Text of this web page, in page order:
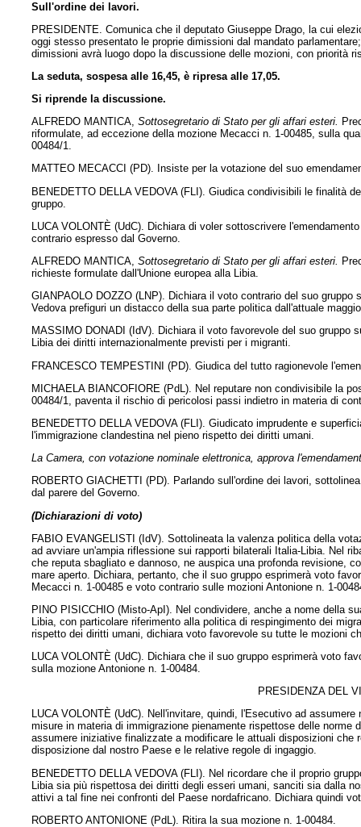
Sull'ordine dei lavori.
PRESIDENTE. Comunica che il deputato Giuseppe Drago, la cui
oggi stesso presentato le proprie dimissioni dal mandato
dimissioni avrà luogo dopo la discussione delle mozioni, con priorità
La seduta, sospesa alle 16,45, è ripresa alle 17,05.
Si riprende la discussione.
ALFREDO MANTICA,Sottosegretario di Stato per gli affari esteri.
riformulate, ad eccezione della mozione Mecacci n. 1-00485, sulla
00484/1.
MATTEO MECACCI (PD). Insiste per la votazione del suo
BENEDETTO DELLA VEDOVA (FLI). Giudica condivisibili le finalità
gruppo.
LUCA VOLONTÈ (UdC). Dichiara di voler sottoscrivere
contrario espresso dal Governo.
ALFREDO MANTICA,Sottosegretario di Stato per gli affari esteri.
richieste formulate dall'Unione europea alla Libia.
GIANPAOLO DOZZO (LNP). Dichiara il voto contrario del suo
Vedova prefiguri un distacco della sua parte politica dall'attuale
MASSIMO DONADI (IdV). Dichiara il voto favorevole del suo gruppo
Libia dei diritti internazionalmente previsti per i migranti.
FRANCESCO TEMPESTINI (PD). Giudica del tutto ragionevole
MICHAELA BIANCOFIORE (PdL). Nel reputare non condivisibile la
00484/1, paventa il rischio di pericolosi passi indietro in materia di
BENEDETTO DELLA VEDOVA (FLI). Giudicato imprudente e
l'immigrazione clandestina nel pieno rispetto dei diritti umani.
La Camera, con votazione nominale elettronica, approva
ROBERTO GIACHETTI (PD). Parlando sull'ordine dei lavori,
dal parere del Governo.
(Dichiarazioni di voto)
FABIO EVANGELISTI (IdV). Sottolineata la valenza politica della
ad avviare un'ampia riflessione sui rapporti bilaterali Italia-Libia. Nel
che reputa sbagliato e dannoso, ne auspica una profonda revisione,
mare aperto. Dichiara, pertanto, che il suo gruppo esprimerà voto
Mecacci n. 1-00485 e voto contrario sulle mozioni Antonione n. 1-
PINO PISICCHIO (Misto-ApI). Nel condividere, anche a nome della
Libia, con particolare riferimento alla politica di respingimento dei
rispetto dei diritti umani, dichiara voto favorevole su tutte le mozioni
LUCA VOLONTÈ (UdC). Dichiara che il suo gruppo esprimerà voto
sulla mozione Antonione n. 1-00484.
PRESIDENZA DEL
LUCA VOLONTÈ (UdC). Nell'invitare, quindi, l'Esecutivo ad
misure in materia di immigrazione pienamente rispettose delle
assumere iniziative finalizzate a modificare le attuali disposizioni
disposizione dal nostro Paese e le relative regole di ingaggio.
BENEDETTO DELLA VEDOVA (FLI). Nel ricordare che il proprio
Libia sia più rispettosa dei diritti degli esseri umani, sanciti sia dalla
attivi a tal fine nei confronti del Paese nordafricano. Dichiara quindi
ROBERTO ANTONIONE (PdL). Ritira la sua mozione n. 1-00484.